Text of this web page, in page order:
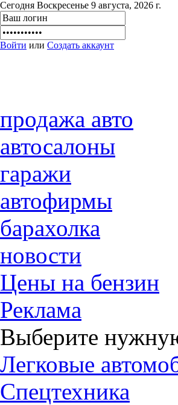
Сегодня Воскресенье 9 августа, 2026 г.
Войти или Создать аккаунт
продажа авто
автосалоны
гаражи
автофирмы
барахолка
новости
Цены на бензин
Реклама
Выберите
Легковые
Спецтехника